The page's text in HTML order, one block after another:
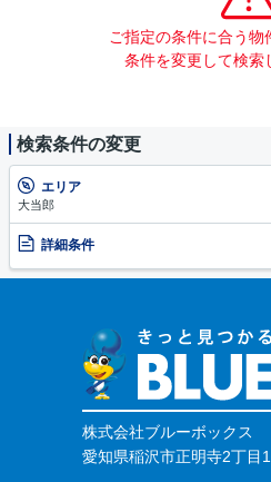
ご指定の条件に合う物
条件を変更して検索
検索条件の変更
エリア
大当郎
詳細条件
株式会社ブルーボックス
愛知県稲沢市正明寺2丁目